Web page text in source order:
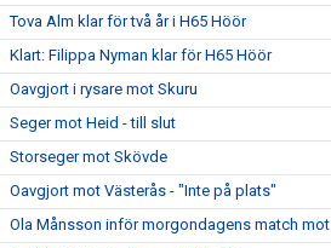
Tova Alm klar för två år i H65 Höör
Klart: Filippa Nyman klar för H65 Höör
Oavgjort i rysare mot Skuru
Seger mot Heid - till slut
Storseger mot Skövde
Oavgjort mot Västerås - "Inte på plats"
Ola Månsson inför morgondagens match